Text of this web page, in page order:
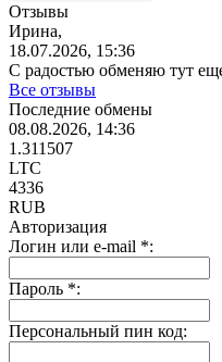
Отзывы
Ирина,
18.07.2026, 15:36
С радостью обменяю тут
Все отзывы
Последние обмены
08.08.2026, 14:36
1.311507
LTC
4336
RUB
Авторизация
Логин или e-mail *:
Пароль *:
Персональный пин код: